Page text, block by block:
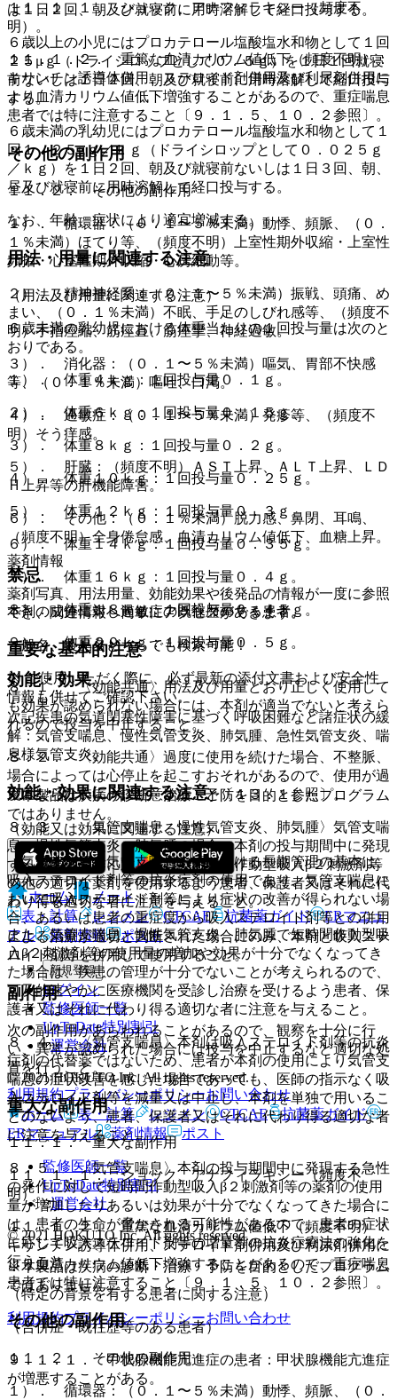
１１．１．１． ショック、アナフィラキシー（頻度不
明）。
１１．１．２． 重篤な血清カリウム値低下（頻度不明）：
キサンチン誘導体併用、ステロイド剤併用及び利尿剤併用に
より血清カリウム値低下増強することがあるので、重症喘息
患者では特に注意すること〔９．１．５、１０．２参照〕。
その他の副作用
１１．２． その他の副作用
１）． 循環器：（０．１〜５％未満）動悸、頻脈、（０．
１％未満）ほてり等、（頻度不明）上室性期外収縮・上室性
頻拍・心室性期外収縮・心房細動等。
２）． 精神神経系：（０．１〜５％未満）振戦、頭痛、め
まい、（０．１％未満）不眠、手足のしびれ感等、（頻度不
明）手指痙縮、筋痙直、筋痙攣、神経過敏。
３）． 消化器：（０．１〜５％未満）嘔気、胃部不快感
等、（０．１％未満）嘔吐、口渇。
４）． 過敏症：（０．１〜５％未満）発疹等、（頻度不
明）そう痒感。
５）． 肝臓：（頻度不明）ＡＳＴ上昇、ＡＬＴ上昇、ＬＤ
Ｈ上昇等の肝機能障害。
６）． その他：（０．１％未満）脱力感、鼻閉、耳鳴、
（頻度不明）全身倦怠感、血清カリウム値低下、血糖上昇。
禁忌
本剤の成分に対し過敏症の既往歴のある患者。
重要な基本的注意
８．１． 〈効能共通〉用法及び用量どおり正しく使用して
も効果が認められない場合には、本剤が適当でないと考えら
れるので投与を中止すること。
８．２． 〈効能共通〉過度に使用を続けた場合、不整脈、
場合によっては心停止を起こすおそれがあるので、使用が過
度にならないように注意すること〔１３．１参照〕。
８．３． 〈気管支喘息、慢性気管支炎、肺気腫〉気管支喘
息、慢性気管支炎、肺気腫の場合、本剤の投与期間中に発現
する急性の発作に対しては、短時間作動型吸入β２刺激剤等
の他の適切な薬剤を使用するよう患者、保護者又はそれに代
わり得る適切な者に注意を与えること。
また、気管支喘息、慢性気管支炎、肺気腫で短時間作動型吸
入β２刺激剤等の使用量の増加や効果が十分でなくなってき
た場合は、疾患の管理が十分でないことが考えられるので、
可及的速やかに医療機関を受診し治療を受けるよう患者、保
護者又はそれに代わり得る適切な者に注意を与えること。
８．４． 〈気管支喘息〉本剤は吸入ステロイド剤等の抗炎
症剤の代替薬ではないため、患者が本剤の使用により気管支
喘息の症状改善を感じた場合であっても、医師の指示なく吸
入ステロイド剤等を減量又は中止し、本剤を単独で用いるこ
とのないよう、患者、保護者又はそれに代わり得る適切な者
に注意を与えること。
８．５． 〈気管支喘息〉本剤の投与期間中に発現する急性
の発作に対して短時間作動型吸入β２刺激剤等の薬剤の使用
量が増加したりあるいは効果が十分でなくなってきた場合に
は、患者の生命が脅かされる可能性があるので、患者の症状
に応じて吸入ステロイド剤等の増量等の抗炎症療法の強化を
行うこと。
（特定の背景を有する患者に関する注意）
（合併症・既往歴等のある患者）
９．１．１． 甲状腺機能亢進症の患者：甲状腺機能亢進症
が増悪することがある。
は１日２回、朝及び就寝前に用時溶解して経口投与する。
６歳以上の小児にはプロカテロール塩酸塩水和物として１回
２５μｇ（ドライシロップとして０．５ｇ）を１日１回就寝
前ないしは１日２回、朝及び就寝前に用時溶解して経口投与
する。
６歳未満の乳幼児にはプロカテロール塩酸塩水和物として１
回１．２５μｇ／ｋｇ（ドライシロップとして０．０２５ｇ
／ｋｇ）を１日２回、朝及び就寝前ないしは１日３回、朝、
昼及び就寝前に用時溶解して経口投与する。
なお、年齢、症状により適宜増減する。
用法・用量に関連する注意
（用法及び用量に関連する注意）
６歳未満の乳幼児における体重当たりの１回投与量は次のと
おりである。
１）． 体重４ｋｇ：１回投与量０．１ｇ。
２）． 体重６ｋｇ：１回投与量０．１５ｇ。
３）． 体重８ｋｇ：１回投与量０．２ｇ。
４）． 体重１０ｋｇ：１回投与量０．２５ｇ。
５）． 体重１２ｋｇ：１回投与量０．３ｇ。
６）． 体重１４ｋｇ：１回投与量０．３５ｇ。
７）． 体重１６ｋｇ：１回投与量０．４ｇ。
８）． 体重１８ｋｇ：１回投与量０．４５ｇ。
９）． 体重２０ｋｇ：１回投与量０．５ｇ。
効能・効果
次記疾患の気道閉塞性障害に基づく呼吸困難など諸症状の緩
解：気管支喘息、慢性気管支炎、肺気腫、急性気管支炎、喘
息様気管支炎。
効能・効果に関連する注意
（効能又は効果に関連する注意）
〈気管支喘息〉気管支喘息治療における長期管理の基本は、
吸入ステロイド剤等の抗炎症剤の使用であり、気管支喘息に
おいて吸入ステロイド剤等により症状の改善が得られない場
合、あるいは患者の重症度から吸入ステロイド剤等との併用
による治療が適切と判断された場合にのみ、本剤と吸入ステ
ロイド剤等を併用して使用すること。
副作用
次の副作用があらわれることがあるので、観察を十分に行
い、異常が認められた場合には投与を中止するなど適切な処
置を行うこと。
重大な副作用
１１．１． 重大な副作用
１１．１．１． ショック、アナフィラキシー（頻度不
明）。
１１．１．２． 重篤な血清カリウム値低下（頻度不明）：
キサンチン誘導体併用、ステロイド剤併用及び利尿剤併用に
より血清カリウム値低下増強することがあるので、重症喘息
患者では特に注意すること〔９．１．５、１０．２参照〕。
その他の副作用
１１．２． その他の副作用
１）． 循環器：（０．１〜５％未満）動悸、頻脈、（０．
薬剤情報
薬剤写真、用法用量、効能効果や後発品の情報が一度に参照
でき、関連情報へ簡単にアクセスができます。
一般名、製品名どちらでも検索可能！
※ ご使用いただく際に、必ず最新の添付文書および安全性
情報も併せてご確認下さい。
※本製品は疾病の診断・治療・予防を目的としたプログラム
ではありません。
ホーム
ノート
表・計算
レジメン CTCAE 抗菌薬ガイド
ERマニュ
アル
薬剤情報 ポスト
新規登録
ログイン
監修医師一覧
UpToDate特別割引
運営会社
© 2021 HOKUTO Inc. All rights reserved.
利用規約プライバシーポリシーお問い合わせ
ホーム
表・計算 レジメン CTCAE
抗菌薬ガイド
ERマニュアル
薬剤情報 ポスト
監修医師一覧
UpToDate特別割引
運営会社
© 2021 HOKUTO Inc. All rights reserved.
※本製品は疾病の診断・治療・予防を目的としたプログラム
ではありません。
利用規約プライバシーポリシーお問い合わせ